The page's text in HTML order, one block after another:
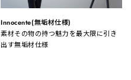
Innocente(無垢材仕様)
素材その物の持つ魅力を最大限に引き
出す無垢材仕様